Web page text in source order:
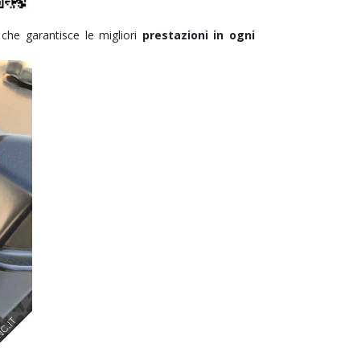
che garantisce le migliori prestazioni in ogni